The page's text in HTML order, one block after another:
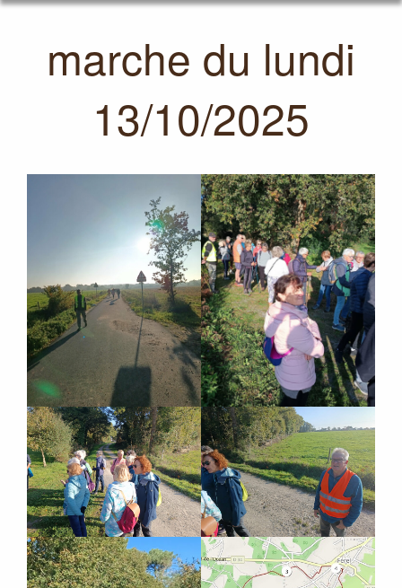
marche du lundi
13/10/2025